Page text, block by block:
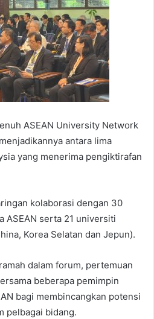
ASEAN University Network
antara lima
yang menerima pengiktirafan
kolaborasi dengan 30
ASEAN serta 21 universiti
Korea Selatan dan Jepun).
dalam forum, pertemuan
beberapa pemimpin
bagi membincangkan potensi
pelbagai bidang.